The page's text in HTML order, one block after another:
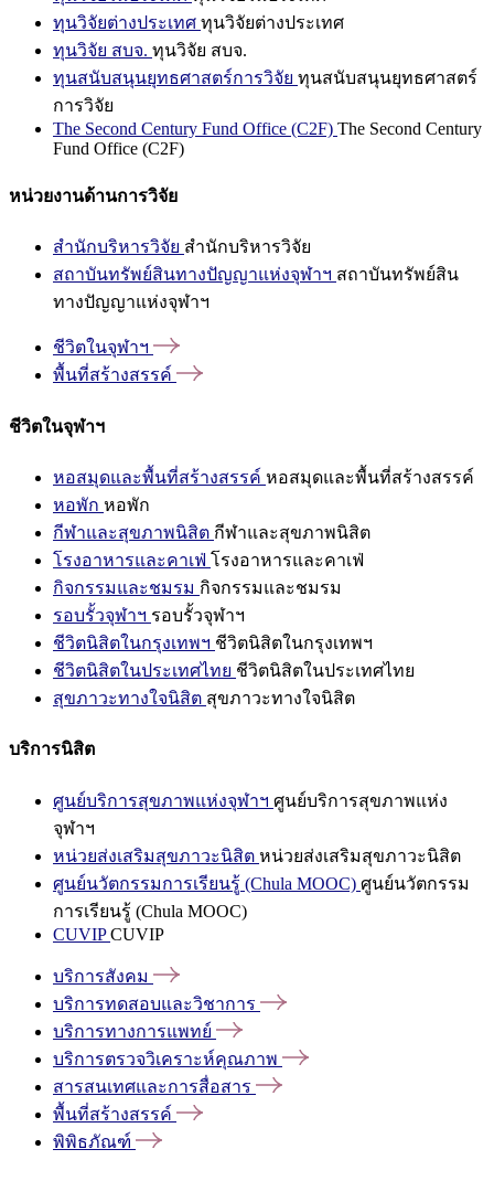
ทุนวิจัยต่างประเทศ ทุนวิจัยต่างประเทศ
ทุนวิจัย สบจ. ทุนวิจัย สบจ.
ทุนสนับสนุนยุทธศาสตร์การวิจัย ทุนสนับสนุนยุทธศาสตร์
การวิจัย
The Second Century Fund Office (C2F) The Second Century
Fund Office (C2F)
หน่วยงานด้านการวิจัย
สำนักบริหารวิจัย สำนักบริหารวิจัย
สถาบันทรัพย์สินทางปัญญาแห่งจุฬาฯ สถาบันทรัพย์สิน
ทางปัญญาแห่งจุฬาฯ
ชีวิตในจุฬาฯ
พื้นที่สร้างสรรค์
ชีวิตในจุฬาฯ
หอสมุดและพื้นที่สร้างสรรค์ หอสมุดและพื้นที่สร้างสรรค์
หอพัก หอพัก
กีฬาและสุขภาพนิสิต กีฬาและสุขภาพนิสิต
โรงอาหารและคาเฟ่ โรงอาหารและคาเฟ่
กิจกรรมและชมรม กิจกรรมและชมรม
รอบรั้วจุฬาฯ รอบรั้วจุฬาฯ
ชีวิตนิสิตในกรุงเทพฯ ชีวิตนิสิตในกรุงเทพฯ
ชีวิตนิสิตในประเทศไทย ชีวิตนิสิตในประเทศไทย
สุขภาวะทางใจนิสิต สุขภาวะทางใจนิสิต
บริการนิสิต
ศูนย์บริการสุขภาพแห่งจุฬาฯ ศูนย์บริการสุขภาพแห่ง
จุฬาฯ
หน่วยส่งเสริมสุขภาวะนิสิต หน่วยส่งเสริมสุขภาวะนิสิต
ศูนย์นวัตกรรมการเรียนรู้ (Chula MOOC) ศูนย์นวัตกรรม
การเรียนรู้ (Chula MOOC)
CUVIPCUVIP
บริการสังคม
บริการทดสอบและวิชาการ
บริการทางการแพทย์
บริการตรวจวิเคราะห์คุณภาพ
สารสนเทศและการสื่อสาร
พื้นที่สร้างสรรค์
พิพิธภัณฑ์